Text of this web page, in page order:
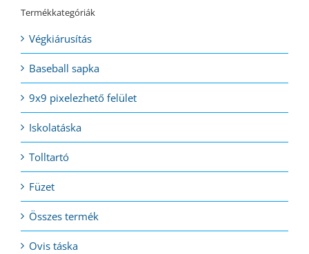
Termékkategóriák
Végkiárusítás
Baseball sapka
9x9 pixelezhető felület
Iskolatáska
Tolltartó
Füzet
Összes termék
Ovis táska